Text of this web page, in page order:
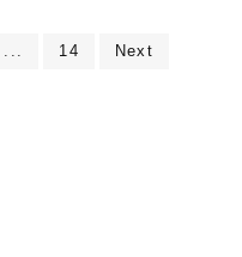
Page
14 Next